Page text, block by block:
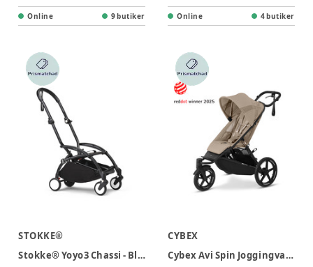
Online 9 butiker Online 4 butiker
STOKKE®
Stokke® Yoyo3 Chassi - Black
CYBEX
Cybex Avi Spin Joggingvagn - Almond Beige